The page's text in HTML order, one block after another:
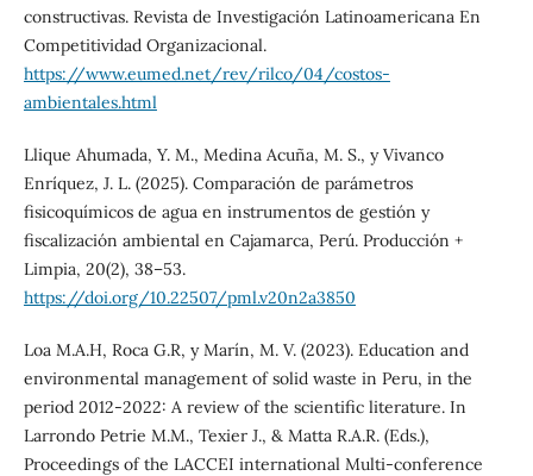
constructivas. Revista de Investigación Latinoamericana En
Competitividad Organizacional.
https://www.eumed.net/rev/rilco/04/costos-
ambientales.html
Llique Ahumada, Y. M., Medina Acuña, M. S., y Vivanco
Enríquez, J. L. (2025). Comparación de parámetros
fisicoquímicos de agua en instrumentos de gestión y
fiscalización ambiental en Cajamarca, Perú. Producción +
Limpia, 20(2), 38–53.
https://doi.org/10.22507/pml.v20n2a3850
Loa M.A.H, Roca G.R, y Marín, M. V. (2023). Education and
environmental management of solid waste in Peru, in the
period 2012-2022: A review of the scientific literature. In
Larrondo Petrie M.M., Texier J., & Matta R.A.R. (Eds.),
Proceedings of the LACCEI international Multi-conference